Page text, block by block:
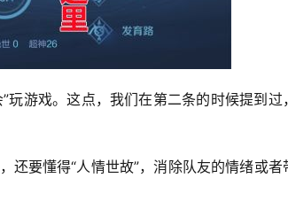
玩游戏。这点，我们在第二条的时候提到过
还要懂得“人情世故”，消除队友的情绪或者